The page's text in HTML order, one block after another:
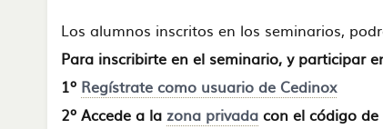
Los alumnos inscritos en los seminarios,
Para inscribirte en el seminario, y participar
1º Regístrate como usuario de Cedinox
2º Accede a la zona privada con el código